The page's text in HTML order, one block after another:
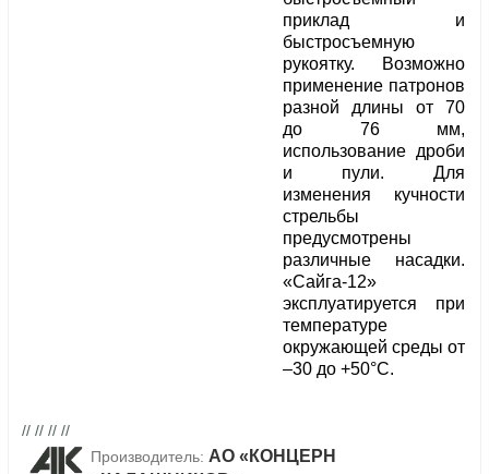
приклад и
быстросъемную
рукоятку. Возможно
применение патронов
разной длины от 70
до 76 мм,
использование дроби
и пули. Для
изменения кучности
стрельбы
предусмотрены
различные насадки.
«Сайга-12»
эксплуатируется при
температуре
окружающей среды от
–30 до +50°С.
// // // //
Производитель: АО «КОНЦЕРН